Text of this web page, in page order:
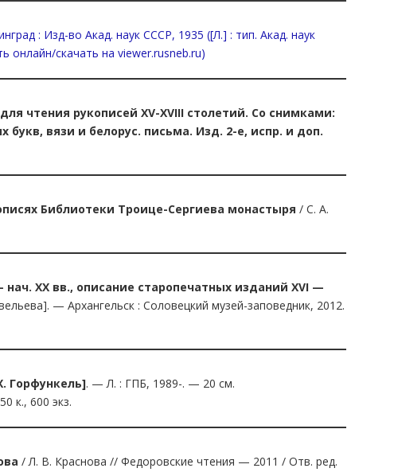
: Изд-во Акад. наук СССР, 1935 ([Л.] : тип. Акад. наук
онлайн/скачать на viewer.rusneb.ru)
чтения рукописей XV-XVIII столетий. Со снимками:
букв, вязи и белорус. письма. Изд. 2-е, испр. и доп.
Библиотеки Троице-Сергиева монастыря / С. А.
XX вв., описание старопечатных изданий XVI —
— Архангельск : Соловецкий музей-заповедник, 2012.
Горфункель]. — Л. : ГПБ, 1989-. — 20 см.
к., 600 экз.
/ Л. В. Краснова // Федоровские чтения — 2011 / Отв. ред.